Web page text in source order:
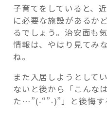
子育てをしていると、
に必要な施設があるか
るでしょう。治安面も
情報は、やはり見てみ
ね。
また入居しようとして
ないと後から「こんな
た…”(-“”-)”」と後悔す